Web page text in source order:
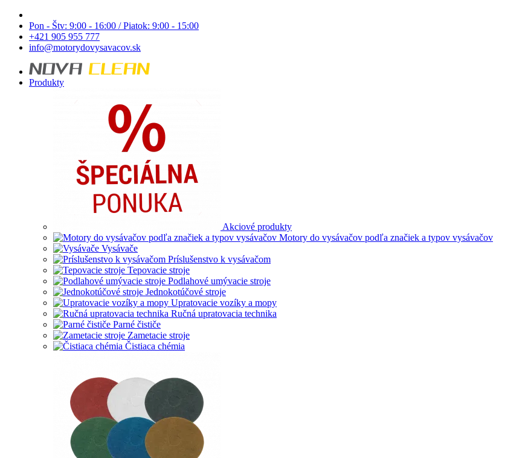
Pon - Štv: 9:00 - 16:00 / Piatok: 9:00 - 15:00
+421 905 955 777
info@motorydovysavacov.sk
Produkty
Akciové produkty
Motory do vysávačov podľa značiek a typov vysávačov
Vysávače
Príslušenstvo k vysávačom
Tepovacie stroje
Podlahové umývacie stroje
Jednokotúčové stroje
Upratovacie vozíky a mopy
Ručná upratovacia technika
Parné čističe
Zametacie stroje
Čistiaca chémia